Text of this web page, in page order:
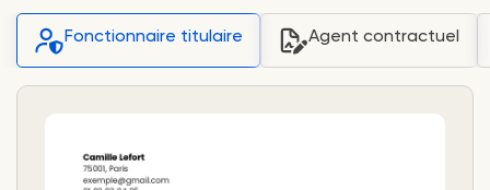
Fonctionnaire titulaire Agent contractuel